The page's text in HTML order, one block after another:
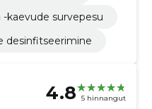
kaevude survepesu
desinfitseerimine
4.8 5 hinnangut